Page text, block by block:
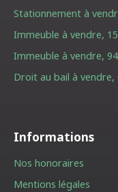
Stationnement à
Immeuble à vendre,
Immeuble à vendre,
Droit au bail à vendre,
Informations
Nos honoraires
Mentions légales